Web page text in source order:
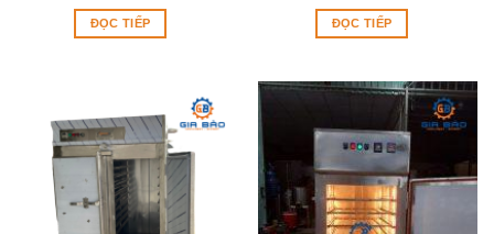
ĐỌC TIẾP ĐỌC TIẾP